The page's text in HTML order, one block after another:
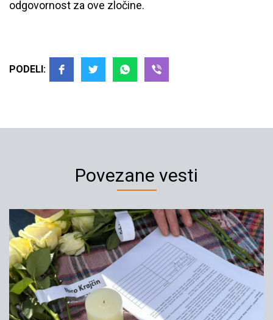
odgovornost za ove zločine.
PODELI:
Povezane vesti